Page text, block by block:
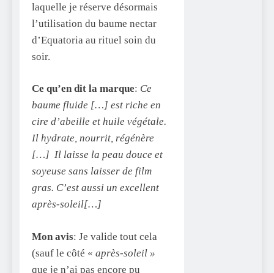
laquelle je réserve désormais
l’utilisation du baume nectar
d’Equatoria au rituel soin du
soir.
Ce qu’en dit la marque: Ce
baume fluide […] est riche en
cire d’abeille et huile végétale.
Il hydrate, nourrit, régénère
[…] Il laisse la peau douce et
soyeuse sans laisser de film
gras. C’est aussi un excellent
après-soleil[…]
Mon avis: Je valide tout cela
(sauf le côté « après-soleil »
que je n’ai pas encore pu